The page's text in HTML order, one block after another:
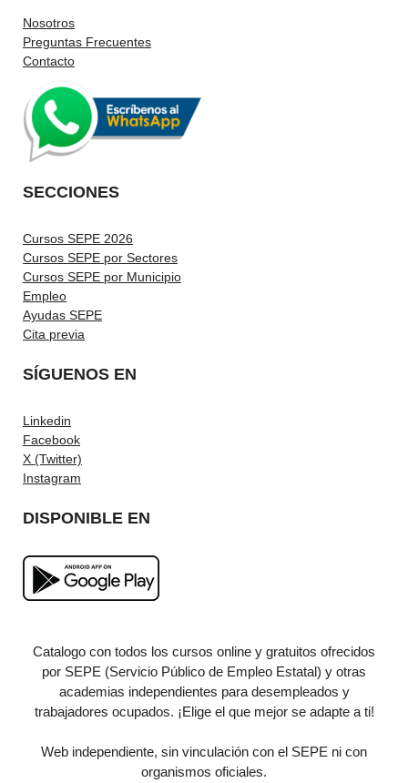
Nosotros
Preguntas Frecuentes
Contacto
SECCIONES
Cursos SEPE 2026
Cursos SEPE por Sectores
Cursos SEPE por Municipio
Empleo
Ayudas SEPE
Cita previa
SÍGUENOS EN
Linkedin
Facebook
X (Twitter)
Instagram
DISPONIBLE EN
Catalogo con todos los cursos online y gratuitos ofrecidos
por SEPE (Servicio Público de Empleo Estatal) y otras
academias independientes para desempleados y
trabajadores ocupados. ¡Elige el que mejor se adapte a ti!
Web independiente, sin vinculación con el SEPE ni con
organismos oficiales.